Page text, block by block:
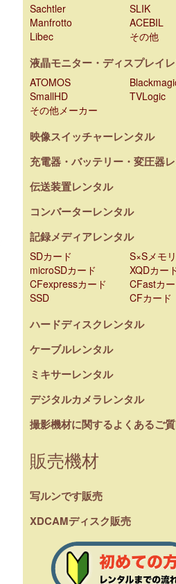
Sachtler
SLIK
Manfrotto
ACEBIL
Libec
その他
液晶モニター・ディスプレイ
ATOMOS
SmallHD
TVLogic
その他メーカー
映像スイッチャーレンタル
充電器・バッテリー・変圧器
伝送装置レンタル
コンバーターレンタル
記録メディアレンタル
SDカード
S×Sメモ
microSDカード
XQDカー
CFexpressカード
CFastカ
SSD
CFカード
ハードディスクレンタル
ケーブルレンタル
ミキサーレンタル
デジタルカメラレンタル
撮影機材に関するよくあるご
販売機材
写ルンです販売
XDCAMディスク販売